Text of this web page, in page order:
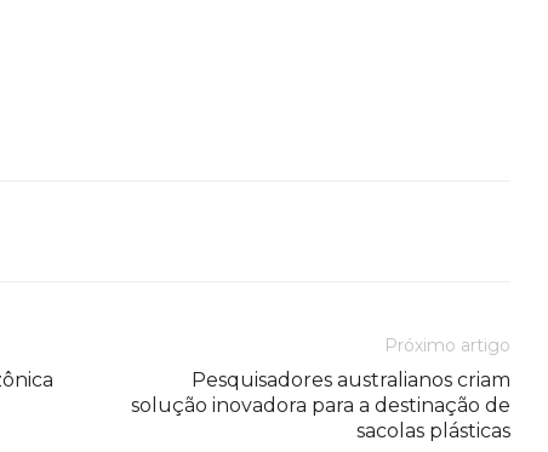
Próximo artigo
Pesquisadores australianos criam
solução inovadora para a destinação de
sacolas plásticas